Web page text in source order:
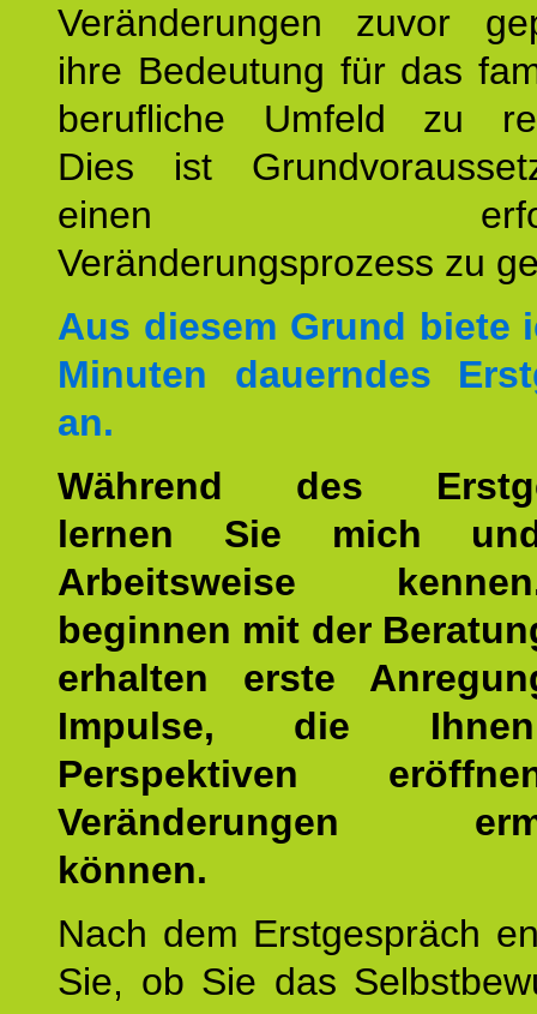
Veränderungen zuvor
ihre Bedeutung für das
berufliche Umfeld zu
Dies ist
einen
Veränderungsprozess zu
Aus diesem Grund biete
Minuten dauerndes
an.
Während des
lernen Sie mich
Arbeitsweise
beginnen mit der
erhalten erste
Impulse, die
Perspektiven
Veränderungen
können.
Nach dem Erstgespräch
Sie, ob Sie das